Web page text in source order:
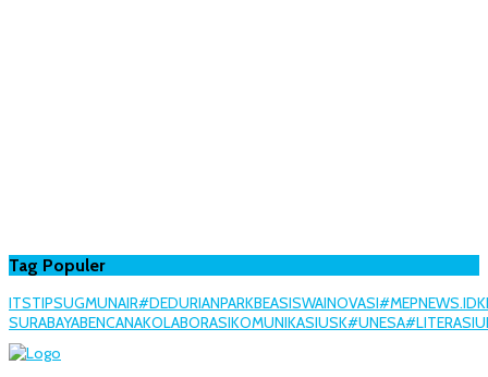
Tag Populer
ITSTIPSUGMUNAIR#DEDURIANPARKBEASISWAINOVASI#MEPNEWS.ID
SURABAYABENCANAKOLABORASIKOMUNIKASIUSK#UNESA#LITERASI